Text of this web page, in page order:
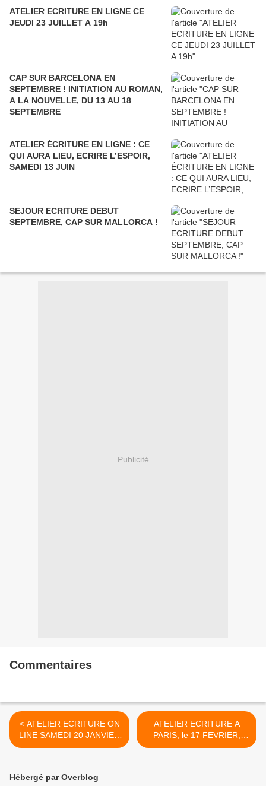
ATELIER ECRITURE EN LIGNE CE
JEUDI 23 JUILLET A 19h
CAP SUR BARCELONA EN
SEPTEMBRE ! INITIATION AU ROMAN,
A LA NOUVELLE, DU 13 AU 18
SEPTEMBRE
ATELIER ÉCRITURE EN LIGNE : CE
QUI AURA LIEU, ECRIRE L’ESPOIR,
SAMEDI 13 JUIN
SEJOUR ECRITURE DEBUT
SEPTEMBRE, CAP SUR MALLORCA !
Publicité
Commentaires
< ATELIER ECRITURE ON
LINE SAMEDI 20 JANVIER
2024
ATELIER ECRITURE A
PARIS, le 17 FEVRIER,
D'après une histoire vraie >
Hébergé par Overblog